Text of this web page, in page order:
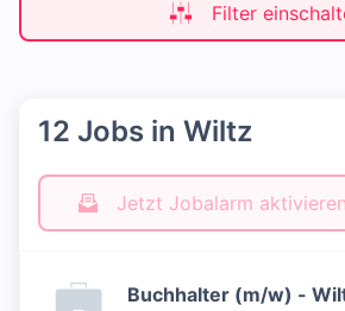
Filter
12 Jobs in Wiltz
Jetzt Jobalarm
Buchhalter (m/w) -